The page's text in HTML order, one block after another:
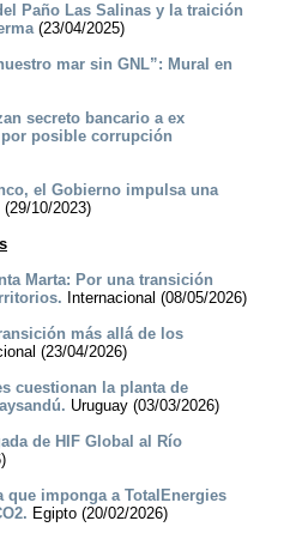
Paño Las Salinas y la traición
(23/04/2025)
mar sin GNL”: Mural en
secreto bancario a ex
posible corrupción
el Gobierno impulsa una
(29/10/2023)
Marta: Por una transición
Internacional (08/05/2026)
más allá de los
(23/04/2026)
cuestionan la planta de
Uruguay (03/03/2026)
de HIF Global al Río
imponga a TotalEnergies
Egipto (20/02/2026)